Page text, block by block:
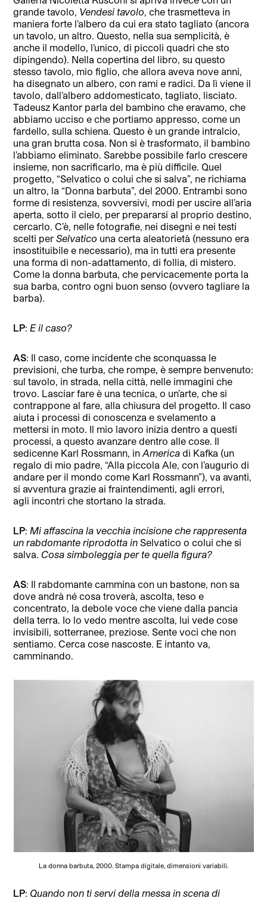
grande tavolo, Vendesi tavolo , che trasmetteva in
maniera forte l’albero da cui era stato tagliato (ancora
un tavolo, un altro. Questo, nella sua semplicità, è
anche il modello, l’unico, di piccoli quadri che sto
dipingendo). Nella copertina del libro, su questo
stesso tavolo, mio figlio, che allora aveva nove anni,
ha disegnato un albero, con rami e radici. Da lì viene il
tavolo, dall’albero addomesticato, tagliato, lisciato.
Tadeusz Kantor parla del bambino che eravamo, che
abbiamo ucciso e che portiamo appresso, come un
fardello, sulla schiena. Questo è un grande intralcio,
una gran brutta cosa. Non si è trasformato, il bambino
l’abbiamo eliminato. Sarebbe possibile farlo crescere
insieme, non sacrificarlo, ma è più difficile. Quel
progetto, “Selvatico o colui che si salva”, ne richiama
un altro, la “Donna barbuta”, del 2000. Entrambi sono
forme di resistenza, sovversivi, modi per uscire all’aria
aperta, sotto il cielo, per prepararsi al proprio destino,
cercarlo. C’è, nelle fotografie, nei disegni e nei testi
scelti perSelvatico una certa aleatorietà (nessuno era
insostituibile e necessario), ma in tutti era presente
una forma di non-adattamento, di follia, di mistero.
Come la donna barbuta, che pervicacemente porta la
sua barba, contro ogni buon senso (ovvero tagliare la
barba).
LP: E il caso?
AS: Il caso, come incidente che sconquassa le
previsioni, che turba, che rompe, è sempre benvenuto:
sul tavolo, in strada, nella città, nelle immagini che
trovo. Lasciar fare è una tecnica, o un’arte, che si
contrappone al fare, alla chiusura del progetto. Il caso
aiuta i processi di conoscenza e svelamento a
mettersi in moto. Il mio lavoro inizia dentro a questi
processi, a questo avanzare dentro alle cose. Il
sedicenne Karl Rossmann, inAmerica di Kafka (un
regalo di mio padre, “Alla piccola Ale, con l’augurio di
andare per il mondo come Karl Rossmann”), va avanti,
si avventura grazie ai fraintendimenti, agli errori,
agli incontri che stortano la strada.
LP: Mi affascina la vecchia incisione che rappresenta
un rabdomante riprodotta in Selvatico o colui che si
salva. Cosa simboleggia per te quella figura?
AS: Il rabdomante cammina con un bastone, non sa
dove andrà né cosa troverà, ascolta, teso e
concentrato, la debole voce che viene dalla pancia
della terra. Io lo vedo mentre ascolta, lui vede cose
invisibili, sotterranee, preziose. Sente voci che non
sentiamo. Cerca cose nascoste. E intanto va,
camminando.
La donna barbuta, 2000. Stampa digitale, dimensioni variabili.
LP: Quando non ti servi della messa in scena di